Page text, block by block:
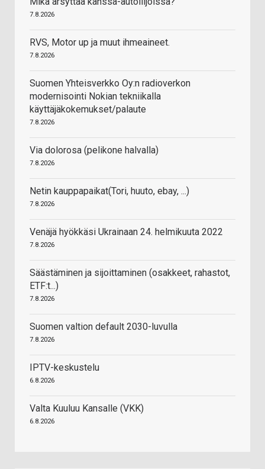
7.8.2026
RVS, Motor up ja muut ihmeaineet.
7.8.2026
Suomen Yhteisverkko Oy:n radioverkon
modernisointi Nokian tekniikalla
käyttäjäkokemukset/palaute
7.8.2026
Via dolorosa (pelikone halvalla)
7.8.2026
Netin kauppapaikat(Tori, huuto, ebay, ...)
7.8.2026
Venäjä hyökkäsi Ukrainaan 24. helmikuuta 2022
7.8.2026
Säästäminen ja sijoittaminen (osakkeet, rahastot,
ETF:t...)
7.8.2026
Suomen valtion default 2030-luvulla
7.8.2026
IPTV-keskustelu
6.8.2026
Valta Kuuluu Kansalle (VKK)
6.8.2026